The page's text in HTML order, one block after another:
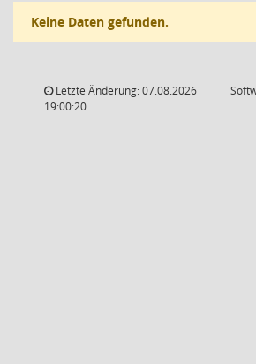
Keine Daten gefunden.
Letzte Änderung: 07.08.2026
19:00:20